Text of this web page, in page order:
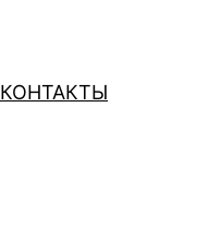
КОНТАКТЫ